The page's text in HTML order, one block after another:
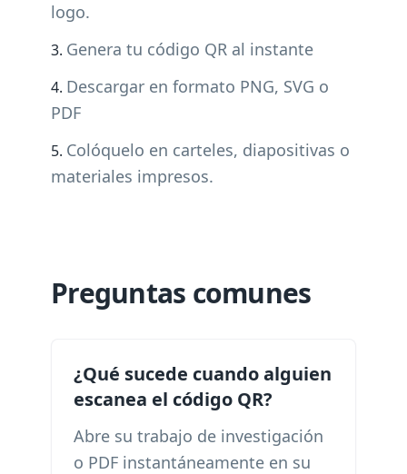
logo.
Genera tu código QR al instante
Descargar en formato PNG, SVG o
PDF
Colóquelo en carteles, diapositivas o
materiales impresos.
Preguntas comunes
¿Qué sucede cuando alguien
escanea el código QR?
Abre su trabajo de investigación
o PDF instantáneamente en su